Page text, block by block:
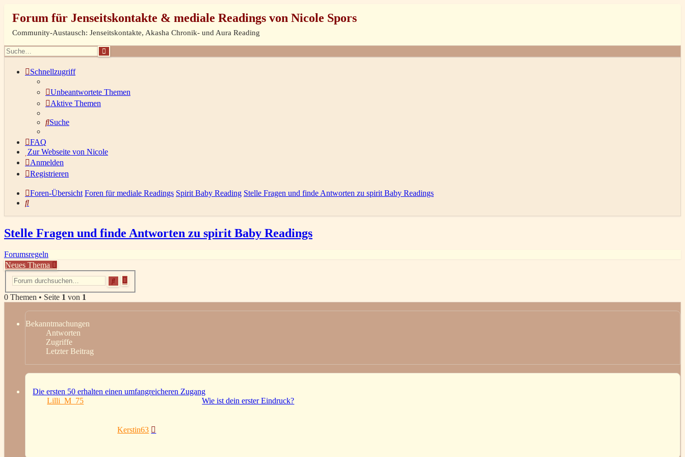
Forum für Jenseitskontakte & mediale Readings von Nicole Spors
Community-Austausch: Jenseitskontakte, Akasha Chronik- und Aura Reading
Schnellzugriff
Unbeantwortete Themen
Aktive Themen
Suche
FAQ
Zur Webseite von Nicole
Anmelden
Registrieren
Foren-Übersicht Foren für mediale Readings Spirit Baby Reading Stelle Fragen und finde Antworten zu spirit Baby Readings
Suche
Stelle Fragen und finde Antworten zu spirit Baby Readings
Forumsregeln
Neues Thema
Erweiterte
Suche
0 Themen • Seite 1 von 1
Bekanntmachungen
Antworten
Zugriffe
Letzter Beitrag
Die ersten 50 erhalten einen umfangreicheren Zugang
vonLilli_M_75 » inWie ist dein erster Eindruck?
vonKerstin63